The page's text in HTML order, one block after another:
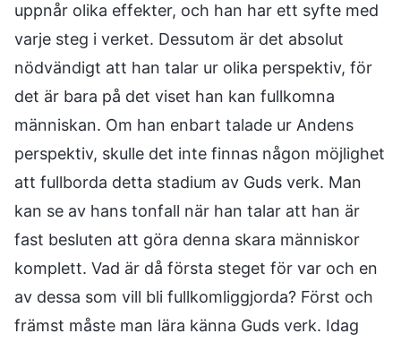
uppnår olika effekter, och han har ett syfte med
varje steg i verket. Dessutom är det absolut
nödvändigt att han talar ur olika perspektiv, för
det är bara på det viset han kan fullkomna
människan. Om han enbart talade ur Andens
perspektiv, skulle det inte finnas någon möjlighet
att fullborda detta stadium av Guds verk. Man
kan se av hans tonfall när han talar att han är
fast besluten att göra denna skara människor
komplett. Vad är då första steget för var och en
av dessa som vill bli fullkomliggjorda? Först och
främst måste man lära känna Guds verk. Idag